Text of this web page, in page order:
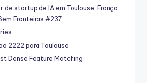
de startup de IA em Toulouse, França
Fronteiras #237
2222 para Toulouse
Dense Feature Matching